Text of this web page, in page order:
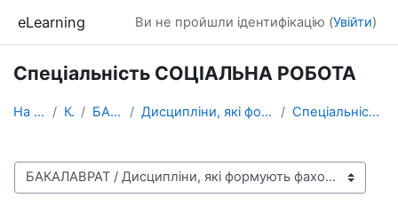
eLearning Ви не пройшли ідентифікацію (Увійти)
Спеціальність СОЦІАЛЬНА РОБОТА
На головну Курси БАКАЛАВРАТ Дисципліни, які формують фахові компетентності Спеціальність СОЦІАЛЬНА РОБОТА
Категорії курсів